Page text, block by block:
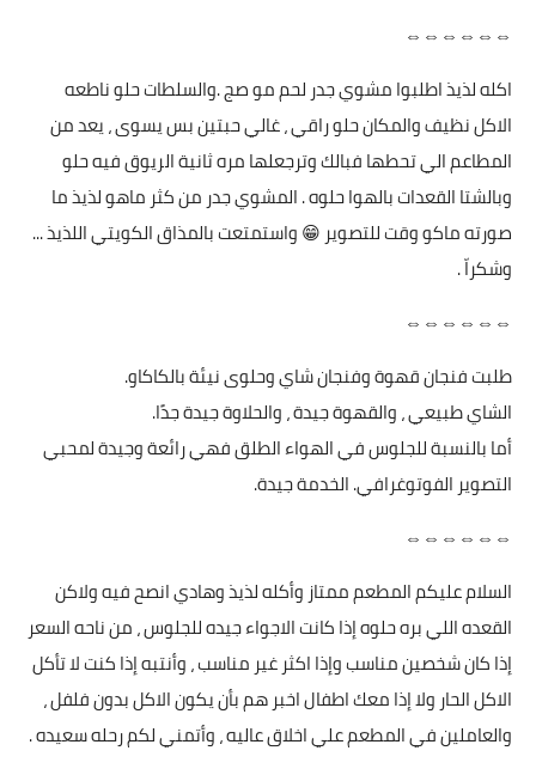
⇔⇔⇔⇔⇔⇔
اكله لذيذ اطلبوا مشوي جدر لحم مو صج .والسلطات حلو ناطعه
الاكل نظيف والمكان حلو راقي ، غالي حبتين بس يسوى ، يعد من
المطاعم الي تحطها فبالك وترجعلها مره ثانية الريوق فيه حلو
وبالشتا القعدات بالهوا حلوه . المشوي جدر من كثر ماهو لذيذ ما
صورته ماكو وقت للتصوير 😁 واستمتعت بالمذاق الكويتي اللذيذ ...
وشكراّ .
⇔⇔⇔⇔⇔⇔
طلبت فنجان قهوة وفنجان شاي وحلوى نيئة بالكاكاو.
الشاي طبيعي ، والقهوة جيدة ، والحلاوة جيدة جدًا.
أما بالنسبة للجلوس في الهواء الطلق فهي رائعة وجيدة لمحبي
التصوير الفوتوغرافي. الخدمة جيدة.
⇔⇔⇔⇔⇔⇔
السلام عليكم المطعم ممتاز وأكله لذيذ وهادي انصح فيه ولاكن
القعده اللي بره حلوه إذا كانت الاجواء جيده للجلوس ، من ناحه السعر
إذا كان شخصين مناسب وإذا اكثر غير مناسب ، وأنتبه إذا كنت لا تأكل
الاكل الحار ولا إذا معك اطفال اخبر هم بأن يكون الاكل بدون فلفل ،
والعاملين في المطعم علي اخلاق عاليه ، وأتمني لكم رحله سعيده .